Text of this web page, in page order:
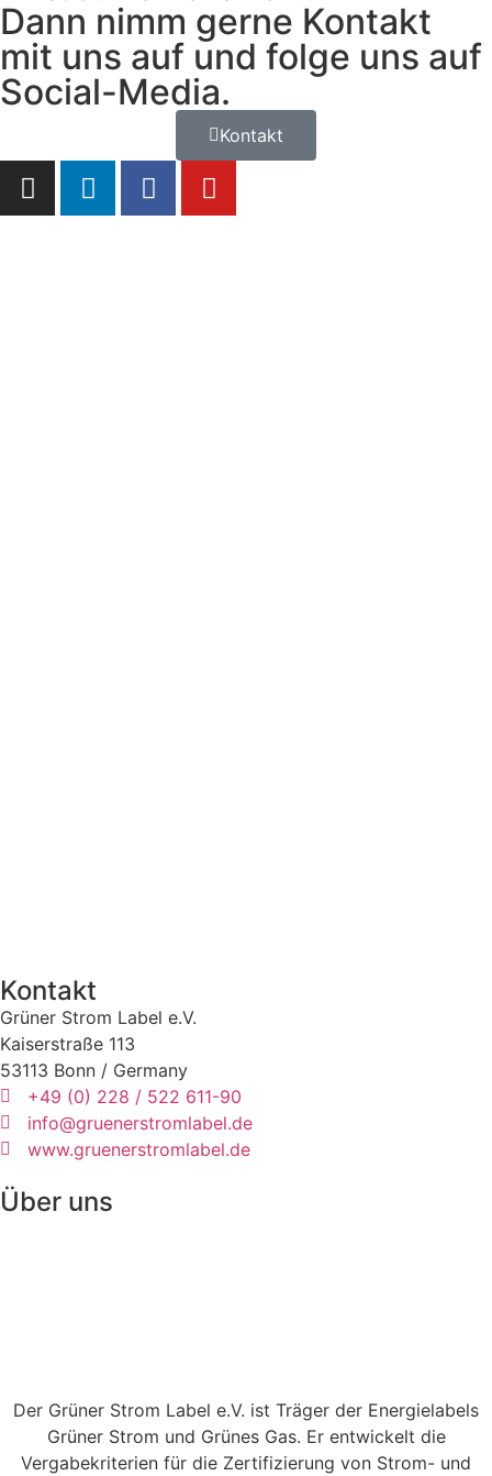
Dann nimm gerne Kontakt
mit uns auf und folge uns auf
Social-Media.
Kontakt
Kontakt
Grüner Strom Label e.V.
Kaiserstraße 113
53113 Bonn / Germany
+49 (0) 228 / 522 611-90
info@gruenerstromlabel.de
www.gruenerstromlabel.de
Über uns
Der Grüner Strom Label e.V. ist Träger der Energielabels
Grüner Strom und Grünes Gas. Er entwickelt die
Vergabekriterien für die Zertifizierung von Strom- und